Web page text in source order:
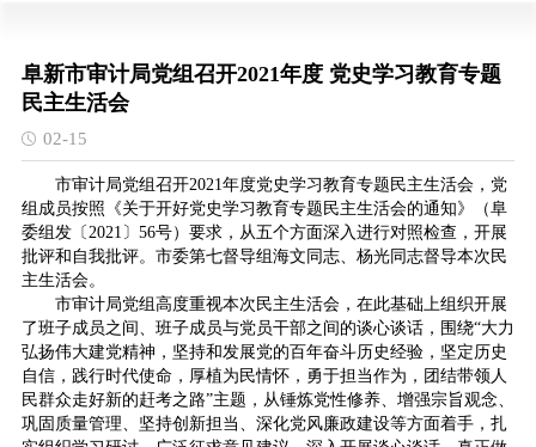
阜新市审计局党组召开2021年度 党史学习教育专题
民主生活会
02-15
市审计局党组召开2021年度党史学习教育专题民主生活会，党
组成员按照《关于开好党史学习教育专题民主生活会的通知》（阜
委组发〔2021〕56号）要求，从五个方面深入进行对照检查，开展
批评和自我批评。市委第七督导组海文同志、杨光同志督导本次民
主生活会。
市审计局党组高度重视本次民主生活会，在此基础上组织开展
了班子成员之间、班子成员与党员干部之间的谈心谈话，围绕“大力
弘扬伟大建党精神，坚持和发展党的百年奋斗历史经验，坚定历史
自信，践行时代使命，厚植为民情怀，勇于担当作为，团结带领人
民群众走好新的赶考之路”主题，从锤炼党性修养、增强宗旨观念、
巩固质量管理、坚持创新担当、深化党风廉政建设等方面着手，扎